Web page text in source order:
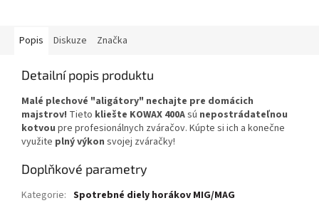
Popis Diskuze Značka
Detailní popis produktu
Malé plechové "aligátory" nechajte pre domácich
majstrov! Tieto kliešte KOWAX 400Asú nepostrádateľnou
kotvou pre profesionálnych zváračov. Kúpte si ich a konečne
využite plný výkon svojej zváračky!
Doplňkové parametry
Kategorie: Spotrebné diely horákov MIG/MAG